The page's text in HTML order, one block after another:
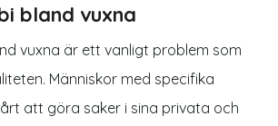
bland vuxna
vuxna är ett vanligt problem som
Människor med specifika
att göra saker i sina privata och